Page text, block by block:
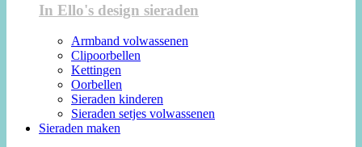
In Ello's design sieraden
Armband volwassenen
Clipoorbellen
Kettingen
Oorbellen
Sieraden kinderen
Sieraden setjes volwassenen
Sieraden maken